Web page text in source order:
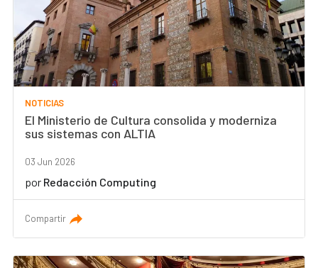
NOTICIAS
El Ministerio de Cultura consolida y moderniza
sus sistemas con ALTIA
03 Jun 2026
por Redacción Computing
Compartir